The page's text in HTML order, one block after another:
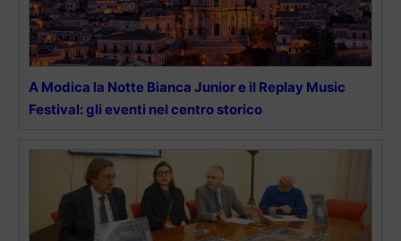
A Modica la Notte Bianca Junior e il Replay Music
Festival: gli eventi nel centro storico